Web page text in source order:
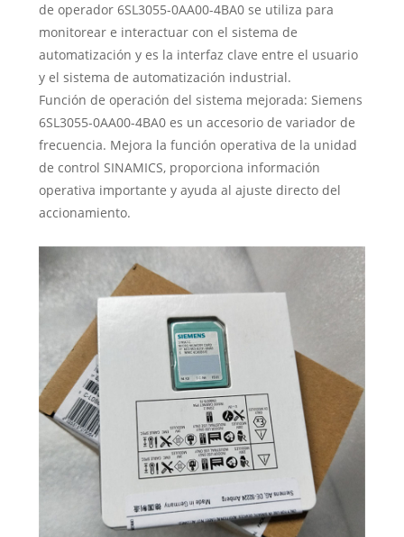
de operador 6SL3055-0AA00-4BA0 se utiliza para
monitorear e interactuar con el sistema de
automatización y es la interfaz clave entre el usuario
y el sistema de automatización industrial.
Función de operación del sistema mejorada: Siemens
6SL3055-0AA00-4BA0 es un accesorio de variador de
frecuencia. Mejora la función operativa de la unidad
de control SINAMICS, proporciona información
operativa importante y ayuda al ajuste directo del
accionamiento.